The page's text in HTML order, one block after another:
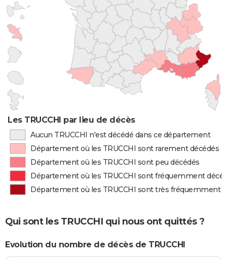
Les TRUCCHI par lieu de décès
Aucun TRUCCHI n'est décédé dans ce département
Département où les TRUCCHI sont rarement décédés
Département où les TRUCCHI sont peu décédés
Département où les TRUCCHI sont fréquemment
Département où les TRUCCHI sont très fréquemment
Qui sont les TRUCCHI qui nous ont quittés ?
Evolution du nombre de décès de TRUCCHI